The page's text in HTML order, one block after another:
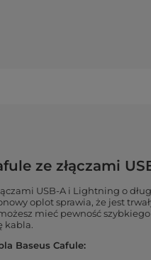
ze złączami
USB-A i Lightning o
oplotsprawia, że jest
mieć pewność
kabla.
Baseus Cafule: